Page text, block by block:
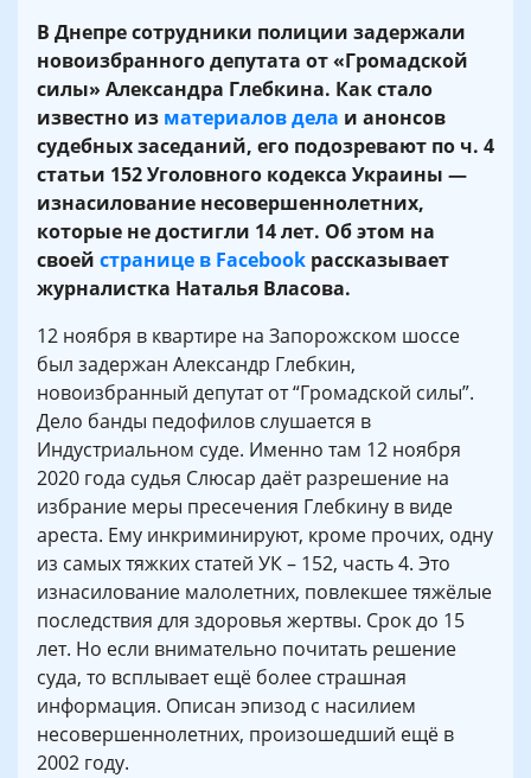
В Днепре сотрудники полиции задержали
новоизбранного депутата от «Громадской
силы» Александра Глебкина. Как стало
известно из материалов дела и анонсов
судебных заседаний, его подозревают по ч. 4
статьи 152 Уголовного кодекса Украины —
изнасилование несовершеннолетних,
которые не достигли 14 лет. Об этом на
своей странице в Facebook рассказывает
журналистка Наталья Власова.
12 ноября в квартире на Запорожском шоссе
был задержан Александр Глебкин,
новоизбранный депутат от “Громадской силы”.
Дело банды педофилов слушается в
Индустриальном суде. Именно там 12 ноября
2020 года судья Слюсар даёт разрешение на
избрание меры пресечения Глебкину в виде
ареста. Ему инкриминируют, кроме прочих, одну
из самых тяжких статей УК – 152, часть 4. Это
изнасилование малолетних, повлекшее тяжёлые
последствия для здоровья жертвы. Срок до 15
лет. Но если внимательно почитать решение
суда, то всплывает ещё более страшная
информация. Описан эпизод с насилием
несовершеннолетних, произошедший ещё в
2002 году.